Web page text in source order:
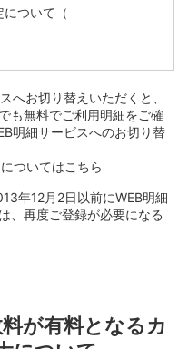
ついて（
へお切り替えいただくと、
も無料でご利用明細をご確
明細サービスへのお切り替
ついてはこちら
年12月2日以前にWEB明細
、再度ご登録が必要になる
が有料となるカ